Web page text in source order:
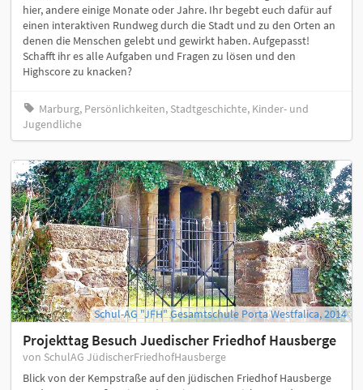
hier, andere einige Monate oder Jahre. Ihr begebt euch dafür auf
einen interaktiven Rundweg durch die Stadt und zu den Orten an
denen die Menschen gelebt und gewirkt haben. Aufgepasst!
Schafft ihr es alle Aufgaben und Fragen zu lösen und den
Highscore zu knacken?
Marburg, Persönlichkeiten, Stadtgeschichte, Kinder- und
Jugendliche
Schul-AG "JFH" Gesamtschule Porta Westfalica, 2014
Projekttag Besuch Juedischer Friedhof Hausberge
von SchulAG JüdischerFriedhofHausberge
Blick von der Kempstraße auf den jüdischen Friedhof Hausberge